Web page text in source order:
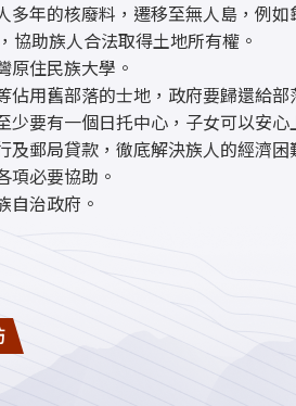
多年的核廢料，遷移至無人島，例
協助族人合法取得土地所有權。
原住民族大學。
佔用舊部落的士地，政府要歸還給部
少要有一個日托中心，子女可以安心
及郵局貸款，徹底解決族人的經濟困
項必要協助。
自治政府。